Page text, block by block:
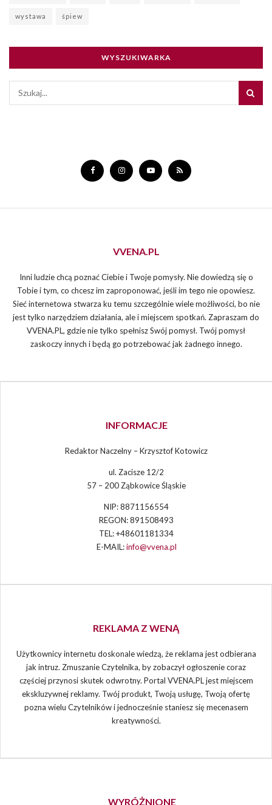
wystawa śpiew
WYSZUKIWARKA
VVENA.PL
Inni ludzie chcą poznać Ciebie i Twoje pomysły. Nie dowiedzą się o
Tobie i tym, co chcesz im zaproponować, jeśli im tego nie opowiesz.
Sieć internetowa stwarza ku temu szczególnie wiele możliwości, bo nie
jest tylko narzędziem działania, ale i miejscem spotkań. Zapraszam do
VVENA.PL, gdzie nie tylko spełnisz Swój pomysł. Twój pomysł
zaskoczy innych i będą go potrzebować jak żadnego innego.
INFORMACJE
Redaktor Naczelny – Krzysztof Kotowicz
ul. Zacisze 12/2
57 – 200 Ząbkowice Śląskie
NIP: 8871156554
REGON: 891508493
TEL: +48601181334
E-MAIL:info@vvena.pl
REKLAMA Z WENĄ
Użytkownicy internetu doskonale wiedzą, że reklama jest odbierana
jak intruz. Zmuszanie Czytelnika, by zobaczył ogłoszenie coraz
częściej przynosi skutek odwrotny. Portal VVENA.PL jest miejscem
ekskluzywnej reklamy. Twój produkt, Twoją usługę, Twoją ofertę
pozna wielu Czytelników i jednocześnie staniesz się mecenasem
kreatywności.
WYRÓŻNIONE